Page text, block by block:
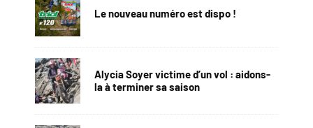
Le nouveau numéro est dispo !
Alycia Soyer victime d’un vol : aidons-
la à terminer sa saison